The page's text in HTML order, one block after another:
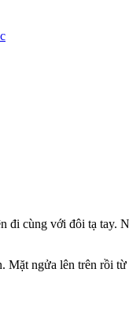
cùng với đôi tạ tay.
Mặt ngửa lên trên